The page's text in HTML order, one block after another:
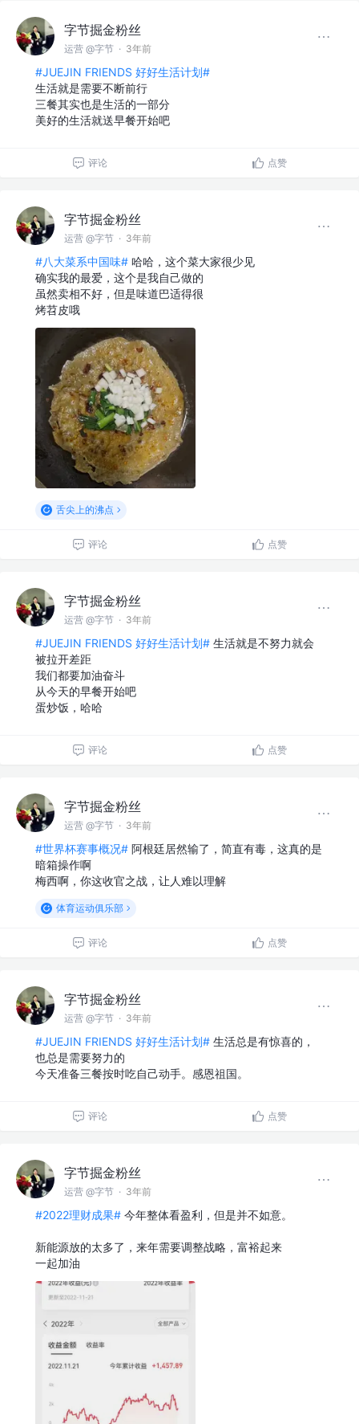
字节掘金粉丝
运营 @字节 · 3年前
#JUEJIN FRIENDS 好好生活计划#
生活就是需要不断前行
三餐其实也是生活的一部分
美好的生活就送早餐开始吧
评论 点赞
字节掘金粉丝
运营 @字节 · 3年前
#八大菜系中国味# 哈哈，这个菜大家很少见
确实我的最爱，这个是我自己做的
虽然卖相不好，但是味道巴适得很
烤苕皮哦
舌尖上的沸点
评论 点赞
字节掘金粉丝
运营 @字节 · 3年前
#JUEJIN FRIENDS 好好生活计划# 生活就是不努力就会
被拉开差距
我们都要加油奋斗
从今天的早餐开始吧
蛋炒饭，哈哈
评论 点赞
字节掘金粉丝
运营 @字节 · 3年前
#世界杯赛事概况# 阿根廷居然输了，简直有毒，这真的是
暗箱操作啊
梅西啊，你这收官之战，让人难以理解
体育运动俱乐部
评论 点赞
字节掘金粉丝
运营 @字节 · 3年前
#JUEJIN FRIENDS 好好生活计划# 生活总是有惊喜的，
也总是需要努力的
今天准备三餐按时吃自己动手。感恩祖国。
评论 点赞
字节掘金粉丝
运营 @字节 · 3年前
#2022理财成果# 今年整体看盈利，但是并不如意。
新能源放的太多了，来年需要调整战略，富裕起来
一起加油